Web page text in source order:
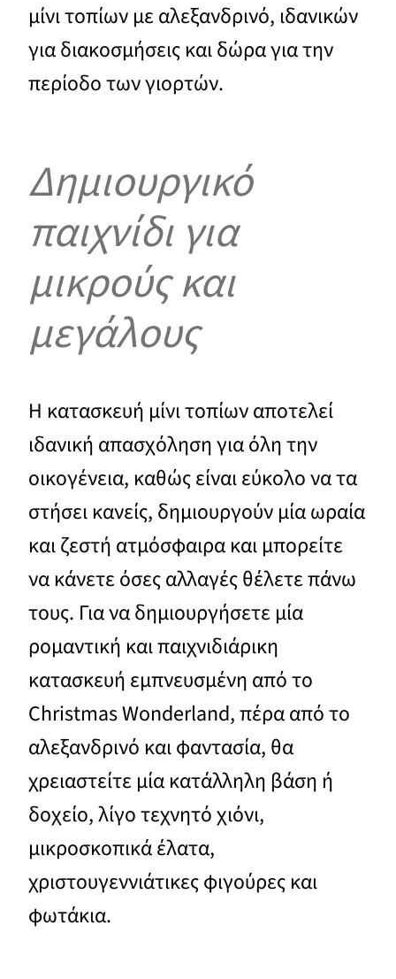
μίνι τοπίων με αλεξανδρινό, ιδανικών
για διακοσμήσεις και δώρα για την
περίοδο των γιορτών.
Δημιουργικό
παιχνίδι για
μικρούς και
μεγάλους
Η κατασκευή μίνι τοπίων αποτελεί
ιδανική απασχόληση για όλη την
οικογένεια, καθώς είναι εύκολο να τα
στήσει κανείς, δημιουργούν μία ωραία
και ζεστή ατμόσφαιρα και μπορείτε
να κάνετε όσες αλλαγές θέλετε πάνω
τους. Για να δημιουργήσετε μία
ρομαντική και παιχνιδιάρικη
κατασκευή εμπνευσμένη από το
Christmas Wonderland, πέρα από το
αλεξανδρινό και φαντασία, θα
χρειαστείτε μία κατάλληλη βάση ή
δοχείο, λίγο τεχνητό χιόνι,
μικροσκοπικά έλατα,
χριστουγεννιάτικες φιγούρες και
φωτάκια.